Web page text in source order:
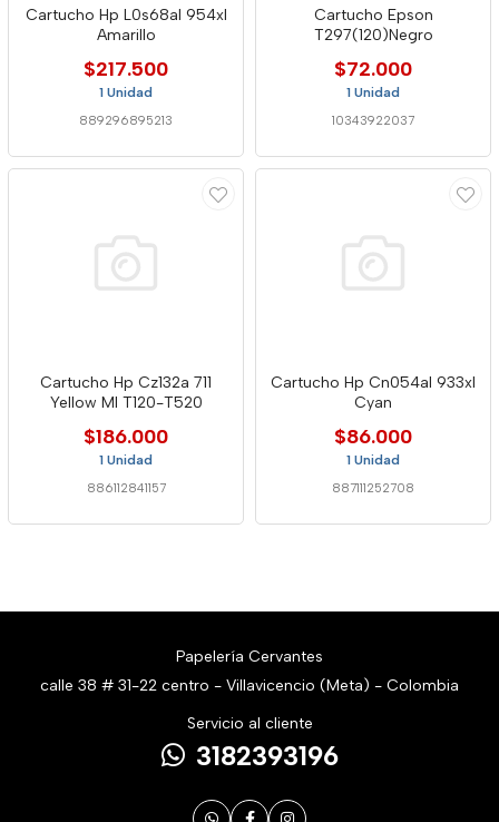
Cartucho Hp L0s68al 954xl
Amarillo
$217.500
1 Unidad
889296895213
Cartucho Epson
T297(120)Negro
$72.000
1 Unidad
10343922037
Cartucho Hp Cz132a 711
Yellow Ml T120-T520
$186.000
1 Unidad
886112841157
Cartucho Hp Cn054al 933xl
Cyan
$86.000
1 Unidad
887111252708
Papelería Cervantes
calle 38 # 31-22 centro - Villavicencio (Meta) - Colombia
Servicio al cliente
3182393196